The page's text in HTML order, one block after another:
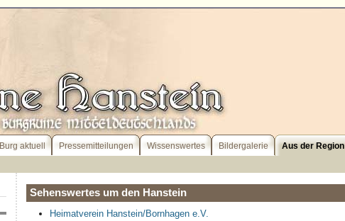
Burg aktuell Pressemitteilungen Wissenswertes Bildergalerie Aus der Region
Sehenswertes um den Hanstein
Heimatverein Hanstein/Bornhagen e.V.